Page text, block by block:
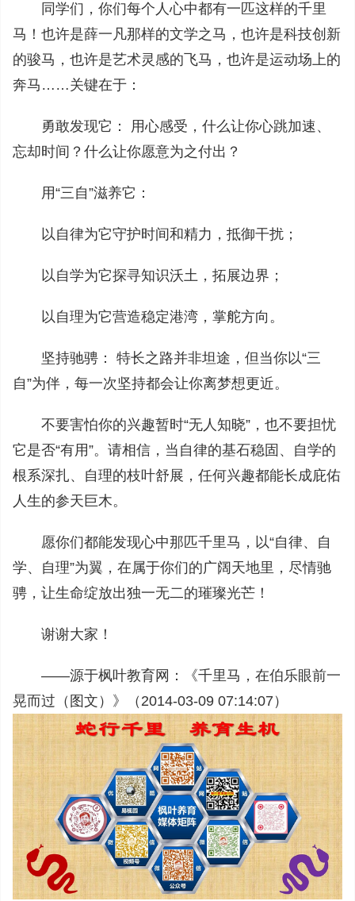
同学们，你们每个人心中都有一匹这样的千里
马！也许是薛一凡那样的文学之马，也许是科技创新
的骏马，也许是艺术灵感的飞马，也许是运动场上的
奔马……关键在于：
勇敢发现它： 用心感受，什么让你心跳加速、
忘却时间？什么让你愿意为之付出？
用“三自”滋养它：
以自律为它守护时间和精力，抵御干扰；
以自学为它探寻知识沃土，拓展边界；
以自理为它营造稳定港湾，掌舵方向。
坚持驰骋： 特长之路并非坦途，但当你以“三
自”为伴，每一次坚持都会让你离梦想更近。
不要害怕你的兴趣暂时“无人知晓”，也不要担忧
它是否“有用”。请相信，当自律的基石稳固、自学的
根系深扎、自理的枝叶舒展，任何兴趣都能长成庇佑
人生的参天巨木。
愿你们都能发现心中那匹千里马，以“自律、自
学、自理”为翼，在属于你们的广阔天地里，尽情驰
骋，让生命绽放出独一无二的璀璨光芒！
谢谢大家！
——源于枫叶教育网：《千里马，在伯乐眼前一
晃而过（图文）》（2014-03-09 07:14:07）